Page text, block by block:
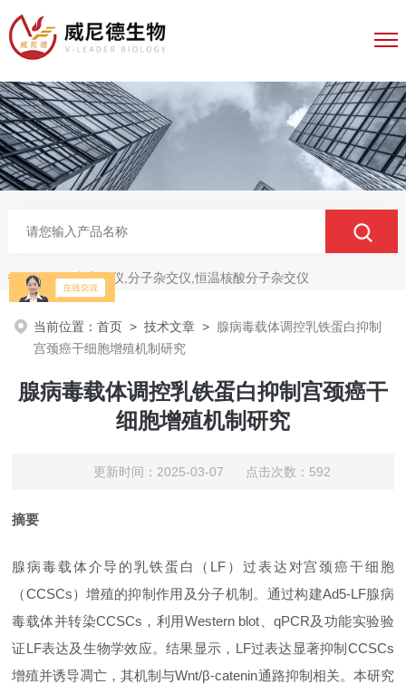
热门关键词：电穿孔仪,分子杂交仪,恒温核酸分子杂交仪
当前位置：首页 >技术文章 > 腺病毒载体调控乳铁蛋白抑制
宫颈癌干细胞增殖机制研究
腺病毒载体调控乳铁蛋白抑制宫颈癌干
细胞增殖机制研究
更新时间：2025-03-07 点击次数：592
摘要
腺病毒载体介导的乳铁蛋白（ LF）过表达对宫颈癌干细胞
（CCSCs）增殖的抑制作用及分子机制。通过构建Ad5-LF腺病
毒载体并转染CCSCs，利用Western blot、qPCR及功能实验验
证LF表达及生物学效应。结果显示，LF过表达显著抑制CCSCs
增殖并诱导凋亡，其机制与Wnt/β-catenin通路抑制相关。本研究